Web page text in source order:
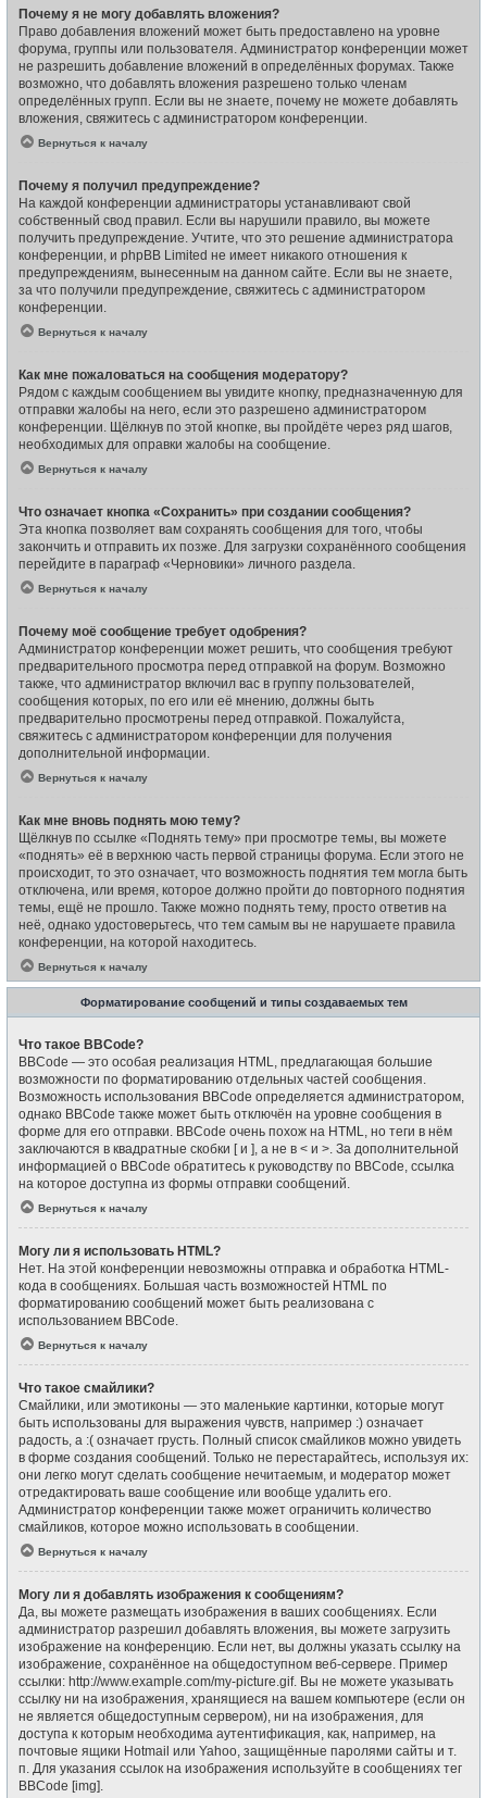
Почему я не могу добавлять вложения?
Право добавления вложений может быть предоставлено на уровне
форума, группы или пользователя. Администратор конференции может
не разрешить добавление вложений в определённых форумах. Также
возможно, что добавлять вложения разрешено только членам
определённых групп. Если вы не знаете, почему не можете добавлять
вложения, свяжитесь с администратором конференции.
Вернуться к началу
Почему я получил предупреждение?
На каждой конференции администраторы устанавливают свой
собственный свод правил. Если вы нарушили правило, вы можете
получить предупреждение. Учтите, что это решение администратора
конференции, и phpBB Limited не имеет никакого отношения к
предупреждениям, вынесенным на данном сайте. Если вы не знаете,
за что получили предупреждение, свяжитесь с администратором
конференции.
Вернуться к началу
Как мне пожаловаться на сообщения модератору?
Рядом с каждым сообщением вы увидите кнопку, предназначенную для
отправки жалобы на него, если это разрешено администратором
конференции. Щёлкнув по этой кнопке, вы пройдёте через ряд шагов,
необходимых для оправки жалобы на сообщение.
Вернуться к началу
Что означает кнопка «Сохранить» при создании сообщения?
Эта кнопка позволяет вам сохранять сообщения для того, чтобы
закончить и отправить их позже. Для загрузки сохранённого сообщения
перейдите в параграф «Черновики» личного раздела.
Вернуться к началу
Почему моё сообщение требует одобрения?
Администратор конференции может решить, что сообщения требуют
предварительного просмотра перед отправкой на форум. Возможно
также, что администратор включил вас в группу пользователей,
сообщения которых, по его или её мнению, должны быть
предварительно просмотрены перед отправкой. Пожалуйста,
свяжитесь с администратором конференции для получения
дополнительной информации.
Вернуться к началу
Как мне вновь поднять мою тему?
Щёлкнув по ссылке «Поднять тему» при просмотре темы, вы можете
«поднять» её в верхнюю часть первой страницы форума. Если этого не
происходит, то это означает, что возможность поднятия тем могла быть
отключена, или время, которое должно пройти до повторного поднятия
темы, ещё не прошло. Также можно поднять тему, просто ответив на
неё, однако удостоверьтесь, что тем самым вы не нарушаете правила
конференции, на которой находитесь.
Вернуться к началу
Форматирование сообщений и типы создаваемых тем
Что такое BBCode?
BBCode — это особая реализация HTML, предлагающая большие
возможности по форматированию отдельных частей сообщения.
Возможность использования BBCode определяется администратором,
однако BBCode также может быть отключён на уровне сообщения в
форме для его отправки. BBCode очень похож на HTML, но теги в нём
заключаются в квадратные скобки [ и ], а не в < и >. За дополнительной
информацией о BBCode обратитесь к руководству по BBCode, ссылка
на которое доступна из формы отправки сообщений.
Вернуться к началу
Могу ли я использовать HTML?
Нет. На этой конференции невозможны отправка и обработка HTML-
кода в сообщениях. Большая часть возможностей HTML по
форматированию сообщений может быть реализована с
использованием BBCode.
Вернуться к началу
Что такое смайлики?
Смайлики, или эмотиконы — это маленькие картинки, которые могут
быть использованы для выражения чувств, например :) означает
радость, а :( означает грусть. Полный список смайликов можно увидеть
в форме создания сообщений. Только не перестарайтесь, используя их:
они легко могут сделать сообщение нечитаемым, и модератор может
отредактировать ваше сообщение или вообще удалить его.
Администратор конференции также может ограничить количество
смайликов, которое можно использовать в сообщении.
Вернуться к началу
Могу ли я добавлять изображения к сообщениям?
Да, вы можете размещать изображения в ваших сообщениях. Если
администратор разрешил добавлять вложения, вы можете загрузить
изображение на конференцию. Если нет, вы должны указать ссылку на
изображение, сохранённое на общедоступном веб-сервере. Пример
ссылки: http://www.example.com/my-picture.gif. Вы не можете указывать
ссылку ни на изображения, хранящиеся на вашем компьютере (если он
не является общедоступным сервером), ни на изображения, для
доступа к которым необходима аутентификация, как, например, на
почтовые ящики Hotmail или Yahoo, защищённые паролями сайты и т.
п. Для указания ссылок на изображения используйте в сообщениях тег
BBCode [img].